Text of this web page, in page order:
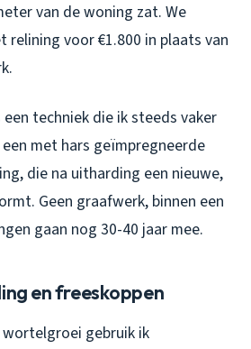
van de woning zat. We
relining voor €1.800 in plaats van
techniek die ik steeds vaker
met hars geïmpregneerde
die na uitharding een nieuwe,
Geen graafwerk, binnen een
gaan nog 30-40 jaar mee.
en freeskoppen
gebruik ik